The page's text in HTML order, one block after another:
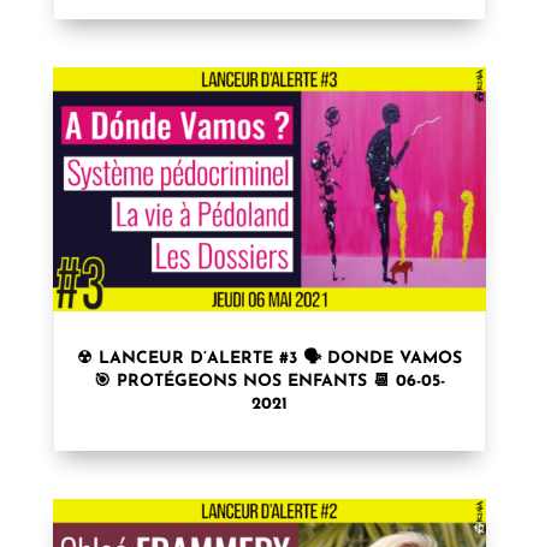
☢ LANCEUR D’ALERTE #3 🗣 DONDE VAMOS
🎯 PROTÉGEONS NOS ENFANTS 📆 06-05-
2021